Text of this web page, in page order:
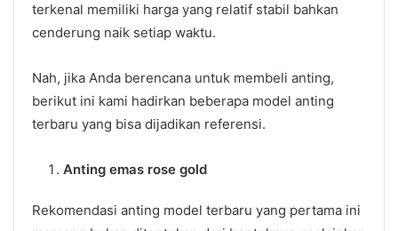
terkenal memiliki harga yang relatif stabil bahkan
cenderung naik setiap waktu.
Nah, jika Anda berencana untuk membeli anting,
berikut ini kami hadirkan beberapa model anting
terbaru yang bisa dijadikan referensi.
Anting emas rose gold
Rekomendasi anting model terbaru yang pertama ini